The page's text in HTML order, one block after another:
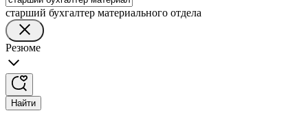
старший бухгалтер материального отдела
Резюме
Найти